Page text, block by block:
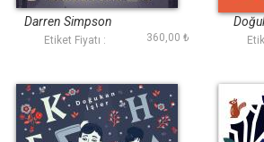
Darren Simpson
Etiket Fiyatı : 360,00 ₺